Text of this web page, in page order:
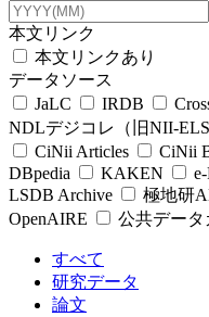
本文リンク
本文リンクあり
データソース
JaLC
IRDB
NDLデジコレ（旧NII-ELS
CiNii Articles
CiNii
DBpedia
KAKEN
LSDB Archive
極地研
OpenAIRE
公共データ
すべて
研究データ
論文